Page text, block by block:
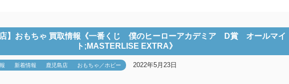
店】おもちゃ 買取情報《一番くじ 僕のヒーローアカデミア D賞 オールマイ
ト;MASTERLISE EXTRA》
新着情報 鹿児島店 おもちゃ／ホビー 2022年5月23日